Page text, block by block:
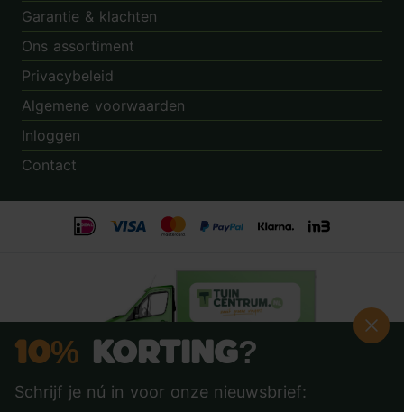
Garantie & klachten
Ons assortiment
Privacybeleid
Algemene voorwaarden
Inloggen
Contact
Beoordeling:8.9door3.862klanten
10% Korting?
Schrijf je nú in voor onze nieuwsbrief: